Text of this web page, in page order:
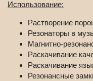
Использование:
Растворение
Резонаторы в
Магнитно-
Раскачивание
Раскачивание
Резонансные